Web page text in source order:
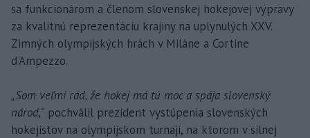
sa funkcionárom a členom slovenskej hokejovej výpravy
za kvalitnú reprezentáciu krajiny na uplynulých XXV.
Zimných olympijských hrách v Miláne a Cortine
d'Ampezzo.
„Som veľmi rád, že hokej má tú moc a spája slovenský
národ,“ pochválil prezident vystúpenia slovenských
hokejistov na olympijskom turnaji, na ktorom v silnej